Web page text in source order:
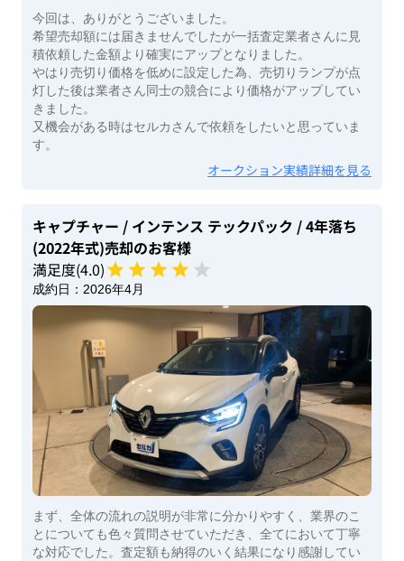
今回は、ありがとうございました。
希望売却額には届きませんでしたが一括査定業者さんに見
積依頼した金額より確実にアップとなりました。
やはり売切り価格を低めに設定した為、売切りランプが点
灯した後は業者さん同士の競合により価格がアップしてい
きました。
又機会がある時はセルカさんで依頼をしたいと思っていま
す。
オークション実績詳細を見る
キャプチャー / インテンス テックパック / 4年落ち
(2022年式)売却のお客様
満足度(4.0)
成約日： 2026年4月
まず、全体の流れの説明が非常に分かりやすく、業界のこ
とについても色々質問させていただき、全てにおいて丁寧
な対応でした。査定額も納得のいく結果になり感謝してい